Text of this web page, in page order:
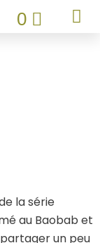
0
la série
au Baobab et
un peu